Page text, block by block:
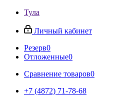
Тула
Личный кабинет
Резерв0
Отложенные0
Сравнение товаров0
+7 (4872) 71-78-68